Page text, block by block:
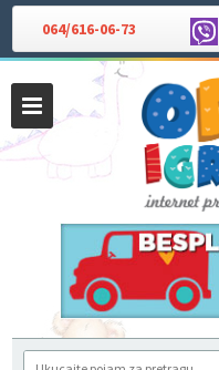
064/616-06-73